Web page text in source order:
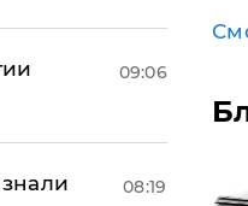
09:06
08:19